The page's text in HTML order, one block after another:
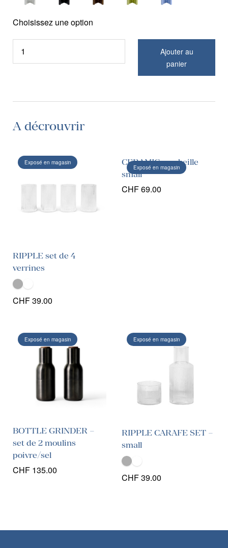
Choisissez une option
Ajouter au
panier
A décrouvrir
RIPPLE set de 4
verrines
CHF39.00
Exposé en magasin
CERAMIC- corbeille
small
CHF69.00
Exposé en magasin
BOTTLE GRINDER –
set de 2 moulins
poivre/sel
CHF 135.00
Exposé en magasin
RIPPLE CARAFE SET –
small
CHF39.00
Exposé en magasin